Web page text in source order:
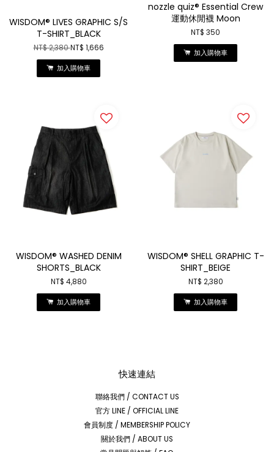
WISDOM® LIVES GRAPHIC S/S
T-SHIRT_BLACK
NT$ 2,380NT$ 1,666
加入購物車
nozzle quiz® Essential Crew
運動休閒襪 Moon
NT$ 350
加入購物車
WISDOM® WASHED DENIM
SHORTS_BLACK
NT$ 4,880
加入購物車
WISDOM® SHELL GRAPHIC T-
SHIRT_BEIGE
NT$ 2,380
加入購物車
快速連結
聯絡我們 / CONTACT US
官方 LINE / OFFICIAL LINE
會員制度 / MEMBERSHIP POLICY
關於我們 / ABOUT US